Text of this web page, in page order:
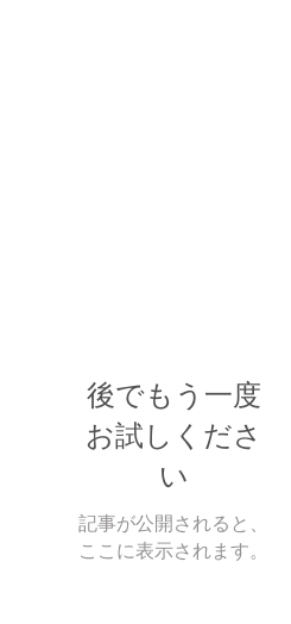
後でもう一度
お試しくださ
い
記事が公開されると、
ここに表示されます。